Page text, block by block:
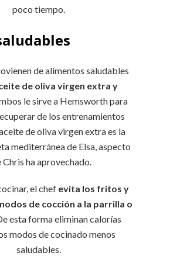
poco tiempo.
de alimentos saludables
de oliva virgen extra y
le sirve a Hemsworth para
de los entrenamientos
de oliva virgen extra es la
mediterránea de Elsa, aspecto
Chris ha aprovechado.
el chef evita los fritos y
de cocción a la parrilla o
esta forma eliminan calorías
modos de cocinado menos
saludables.